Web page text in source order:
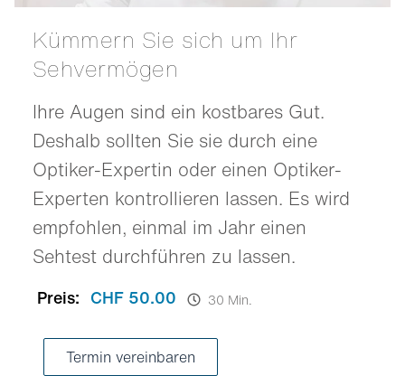
Kümmern Sie sich um Ihr
Sehvermögen
Ihre Augen sind ein kostbares Gut.
Deshalb sollten Sie sie durch eine
Optiker-Expertin oder einen Optiker-
Experten kontrollieren lassen. Es wird
empfohlen, einmal im Jahr einen
Sehtest durchführen zu lassen.
Preis: CHF 50.00 30 Min.
Termin vereinbaren